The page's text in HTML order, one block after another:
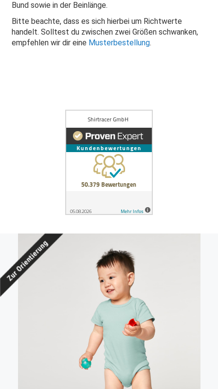
Bund sowie in der Beinlänge.
Bitte beachte, dass es sich hierbei um Richtwerte
handelt. Solltest du zwischen zwei Größen schwanken,
empfehlen wir dir eine Musterbestellung.